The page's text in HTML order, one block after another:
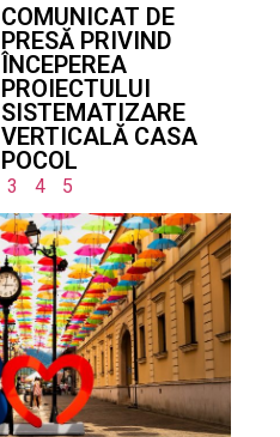
COMUNICAT DE
PRESĂ PRIVIND
ÎNCEPEREA
PROIECTULUI
SISTEMATIZARE
VERTICALĂ CASA
POCOL
3 4 5